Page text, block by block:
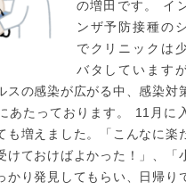
の増田です。 イ
ンザ予防接種の
でクリニックは
バタしています
スの感染が広がる中、感染対
あたっております。 11月に
も増えました。「こんなに楽
けておけばよかった！」、「
かり発見してもらい、日帰り